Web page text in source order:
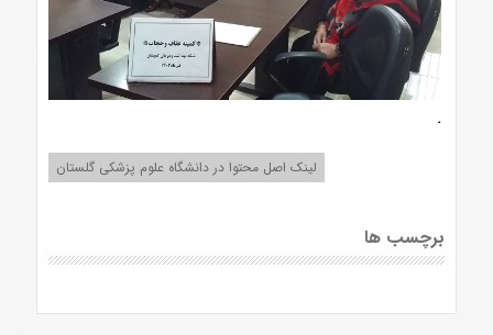
.
لینک اصل محتوا در دانشگاه علوم پزشکی گلستان
برچسب ها